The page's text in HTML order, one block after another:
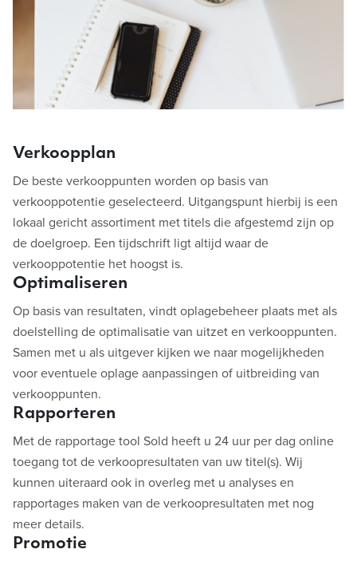
Verkoopplan
De beste verkooppunten worden op basis van
verkooppotentie geselecteerd. Uitgangspunt hierbij is een
lokaal gericht assortiment met titels die afgestemd zijn op
de doelgroep. Een tijdschrift ligt altijd waar de
verkooppotentie het hoogst is.
Optimaliseren
Op basis van resultaten, vindt oplagebeheer plaats met als
doelstelling de optimalisatie van uitzet en verkooppunten.
Samen met u als uitgever kijken we naar mogelijkheden
voor eventuele oplage aanpassingen of uitbreiding van
verkooppunten.
Rapporteren
Met de rapportage tool Sold heeft u 24 uur per dag online
toegang tot de verkoopresultaten van uw titel(s). Wij
kunnen uiteraard ook in overleg met u analyses en
rapportages maken van de verkoopresultaten met nog
meer details.
Promotie